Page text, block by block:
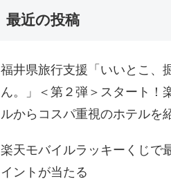
最近の投稿
福井県旅行支援「いいとこ、
ん。」＜第２弾＞スタート！
ルからコスパ重視のホテルを
楽天モバイルラッキーくじで
イントが当たる